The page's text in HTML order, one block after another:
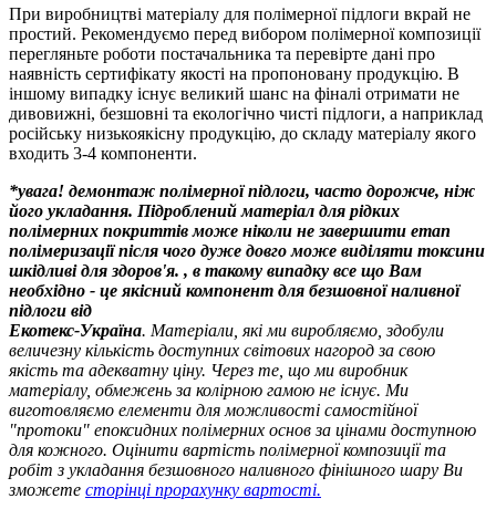
При виробництві матеріалу для полімерної підлоги вкрай не
простий. Рекомендуємо перед вибором полімерної композиції
перегляньте роботи постачальника та перевірте дані про
наявність сертифікату якості на пропоновану продукцію. В
іншому випадку існує великий шанс на фіналі отримати не
дивовижні, безшовні та екологічно чисті підлоги, а наприклад
російську низькоякісну продукцію, до складу матеріалу якого
входить 3-4 компоненти.
*увага! демонтаж полімерної підлоги, часто дорожче, ніж
його укладання. Підроблений матеріал для рідких
полімерних покриттів може ніколи не завершити етап
полімеризації після чого дуже довго може виділяти токсини
шкідливі для здоров'я. , в такому випадку все що Вам
необхідно - це якісний компонент для безшовної наливної
підлоги від
Екотекс-Україна. Матеріали, які ми виробляємо, здобули
величезну кількість доступних світових нагород за свою
якість та адекватну ціну. Через те, що ми виробник
матеріалу, обмежень за колірною гамою не існує. Ми
виготовляємо елементи для можливості самостійної
"протоки" епоксидних полімерних основ за цінами доступною
для кожного. Оцінити вартість полімерної композиції та
робіт з укладання безшовного наливного фінішного шару Ви
зможете сторінці прорахунку вартості.